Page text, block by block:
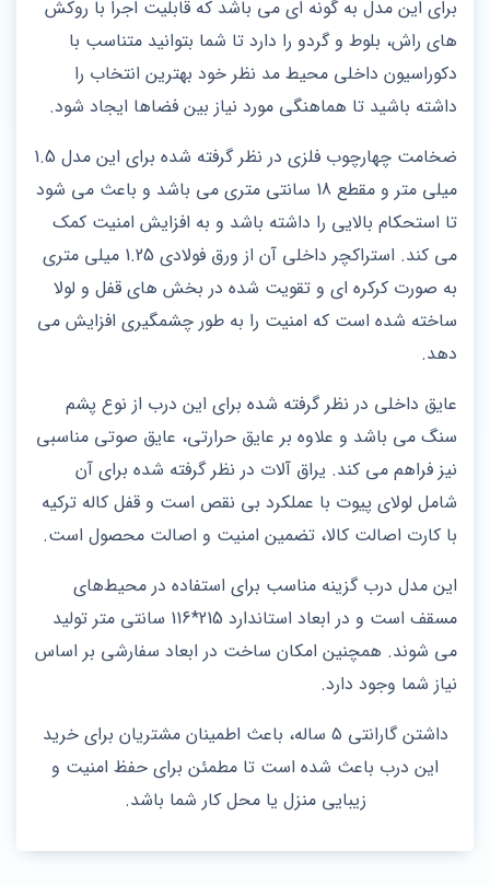
برای این مدل به گونه ای می باشد که قابلیت اجرا با روکش‌
های راش، بلوط و گردو را دارد تا شما بتوانید متناسب با
دکوراسیون داخلی محیط مد نظر خود بهترین انتخاب را
داشته باشید تا هماهنگی مورد نیاز بین فضاها ایجاد شود.
ضخامت چهارچوب فلزی در نظر گرفته شده برای این مدل 1.5
میلی‌ متر و مقطع 18 سانتی‌ متری می باشد و باعث می شود
تا استحکام بالایی را داشته باشد و به افزایش امنیت کمک
می کند. استراکچر داخلی آن از ورق فولادی 1.25 میلی‌ متری
به‌ صورت کرکره‌ ای و تقویت‌ شده در بخش های قفل و لولا
ساخته شده است که امنیت را به طور چشمگیری افزایش می‌
دهد.
عایق داخلی در نظر گرفته شده برای این درب از نوع پشم
سنگ می باشد و علاوه بر عایق حرارتی، عایق صوتی مناسبی
نیز فراهم می‌ کند. یراق‌ آلات در نظر گرفته شده برای آن
شامل لولای پیوت با عملکرد بی‌ نقص است و قفل کاله ترکیه
با کارت اصالت کالا، تضمین امنیت و اصالت محصول است.
این مدل درب گزینه مناسب برای استفاده در محیط‌های
مسقف است و در ابعاد استاندارد 215*116 سانتی‌ متر تولید
می‌ شوند. همچنین امکان ساخت در ابعاد سفارشی بر اساس
نیاز شما وجود دارد.
داشتن گارانتی ۵ ساله، باعث اطمینان مشتریان برای خرید
این درب باعث شده است تا مطمئن برای حفظ امنیت و
زیبایی منزل یا محل کار شما باشد.